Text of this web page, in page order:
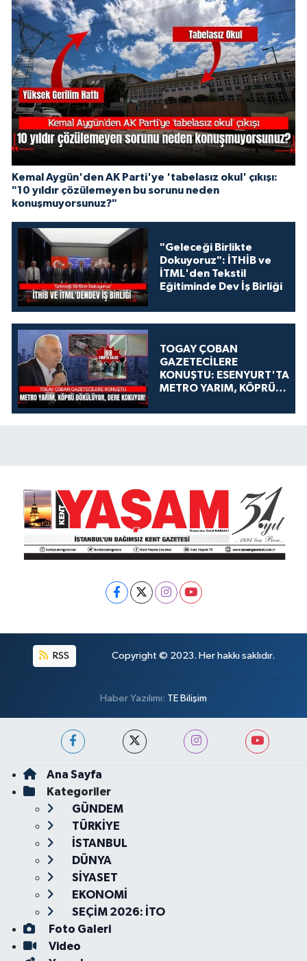
Kemal Aygün'den AK Parti'ye 'tabelasız okul' çıkışı:
"10 yıldır çözülemeyen bu sorunu neden
konuşmuyorsunuz?"
"Geleceği Birlikte
Dokuyoruz": İTHİB ve
İTML'den Tekstil
Eğitiminde Dev İş Birliği
TOGAY ÇOBAN
GAZETECİLERE
KONUŞTU: ESENYURT'TA
METRO YARIM, KÖPRÜ
KOKUYOR!
RSS Copyright © 2023. Her hakkı saklıdır.
Haber Yazılımı: TE Bilişim
Ana Sayfa
Kategoriler
GÜNDEM
TÜRKİYE
İSTANBUL
DÜNYA
SİYASET
EKONOMİ
SEÇİM 2026: İTO
Foto Galeri
Video